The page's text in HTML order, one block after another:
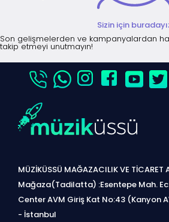
Sizin için
Son gelişmelerden ve kampanyalardan
takip etmeyi unutmayın!
MÜZİKÜSSÜ MAĞAZACILIK VE TİCARET
Mağaza(Tadilatta) :Esentepe Mah.
Center AVM Giriş Kat No:43 (Kanyon
- İstanbul